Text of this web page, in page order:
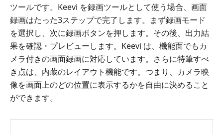
ツールです。Keevi を録画ツールとして使う場合、画面
録画はたった3ステップで完了します。まず録画モード
を選択し、次に録画ボタンを押します。その後、出力結
果を確認・プレビューします。Keevi は、機能面でもカ
メラ付きの画面録画に対応しています。さらに特筆すべ
き点は、内蔵のレイアウト機能です。つまり、カメラ映
像を画面上のどの位置に表示するかを自由に決めること
ができます。